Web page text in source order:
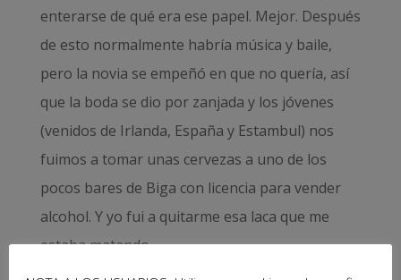
enterarse de qué era ese papel. Mejor. Después
de esto normalmente habría música y baile,
pero la novia se empeñó en que no quería, así
que la boda se dio por zanjada y los jóvenes
(venidos de Irlanda, España y Estambul) nos
fuimos a tomar unas cervezas a uno de los
pocos bares de Biga con licencia para vender
alcohol. Y yo fui a quitarme esa laca que me
estaba matando.